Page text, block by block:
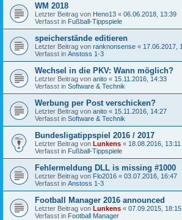
WM 2018
Letzter Beitrag von Heno13 « 06.06.2018, 13:39
Verfasst in Fußball-Tippspiele
speicherstände editieren
Letzter Beitrag von ranknonsense « 17.06.2017,
Verfasst in Anstoss 1-3
Wechsel in die PKV: Wann möglich?
Letzter Beitrag von anito « 15.11.2016, 14:33
Verfasst in Software & Technik
Werbung per Post verschicken?
Letzter Beitrag von anito « 15.11.2016, 14:27
Verfasst in Software & Technik
Bundesligatippspiel 2016 / 2017
Letzter Beitrag von Lunkens « 18.08.2016, 13:11
Verfasst in Fußball-Tippspiele
Fehlermeldung DLL is missing #1000
Letzter Beitrag von Flo2016 « 03.07.2016, 16:47
Verfasst in Anstoss 1-3
Football Manager 2016 announced
Letzter Beitrag von Lunkens « 07.09.2015, 18:15
Verfasst in Football Manager